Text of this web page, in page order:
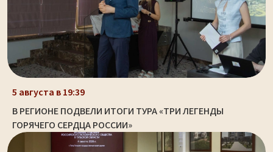
5 августа в 19:39
В РЕГИОНЕ ПОДВЕЛИ ИТОГИ ТУРА «ТРИ ЛЕГЕНДЫ
ГОРЯЧЕГО СЕРДЦА РОССИИ»